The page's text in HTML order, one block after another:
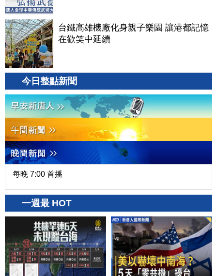
台鐵高雄機廠化身親子樂園 讓港都記憶
在歡笑中延續
今日整點新聞
每晚 7:00 首播
一週最 HOT